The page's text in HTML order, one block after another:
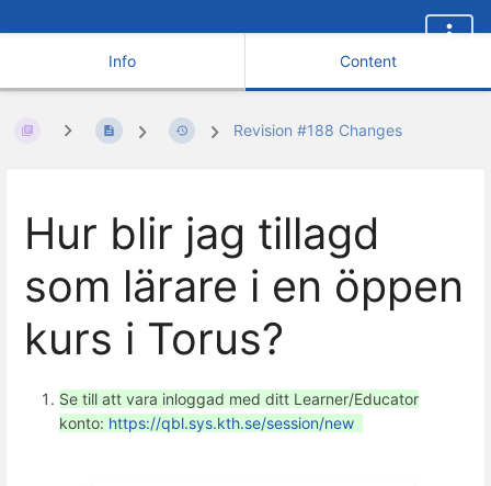
Info Content
Revision #188 Changes
Hur blir jag tillagd
som lärare i en öppen
kurs i Torus?
Se till att vara inloggad med ditt Learner/Educator
konto: https://qbl.sys.kth.se/session/new